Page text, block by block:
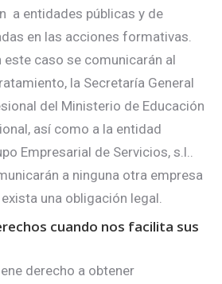
a entidades públicas y de
en las acciones formativas.
este caso se comunicarán al
la Secretaría General
del Ministerio de Educación
así como a la entidad
Empresarial de Servicios, s.l..
a ninguna otra empresa
una obligación legal.
cuando nos facilita sus
derecho a obtener